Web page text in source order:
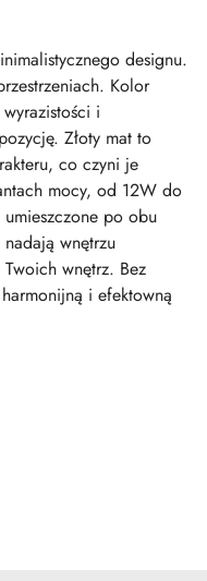
designu.
Kolor
i
Złoty mat to
co czyni je
mocy, od 12W do
po obu
wnętrzu
wnętrz. Bez
i efektowną